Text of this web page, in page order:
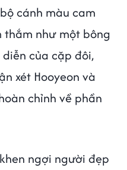
cánh màu cam
như một bông
của cặp đôi,
xét Hooyeon và
chỉnh về phần
ngợi người đẹp